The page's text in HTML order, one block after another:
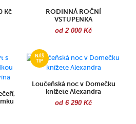
Kč
RODINNÁ ROČNÍ
VSTUPENKA
od 2 000 Kč
Loučeňská noc v Domečku
knížete Alexandra
od 6 290 Kč